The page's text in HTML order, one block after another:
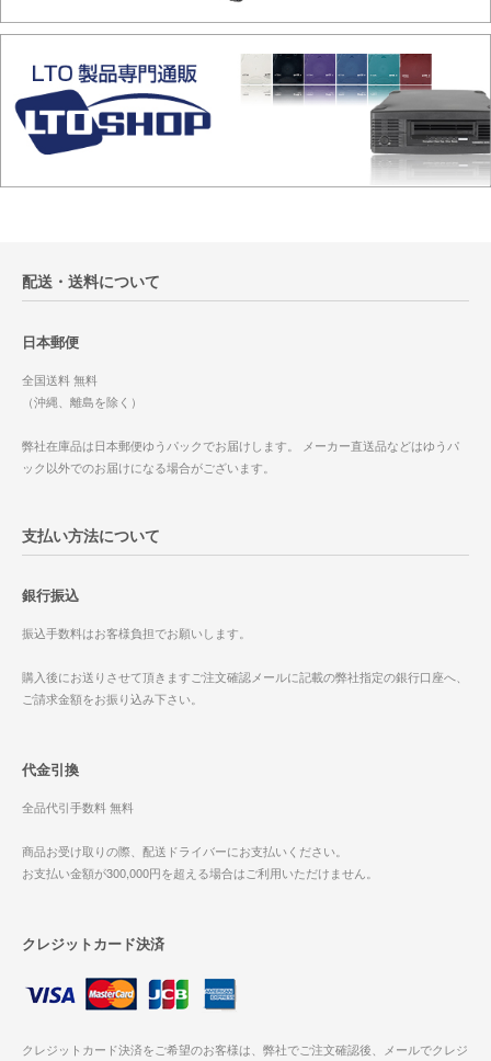
配送・送料について
日本郵便
全国送料 無料
（沖縄、離島を除く）
弊社在庫品は日本郵便ゆうパックでお届けします。 メーカー直送品などはゆうパ
ック以外でのお届けになる場合がございます。
支払い方法について
銀行振込
振込手数料はお客様負担でお願いします。
購入後にお送りさせて頂きますご注文確認メールに記載の弊社指定の銀行口座へ、
ご請求金額をお振り込み下さい。
代金引換
全品代引手数料 無料
商品お受け取りの際、配送ドライバーにお支払いください。
お支払い金額が300,000円を超える場合はご利用いただけません。
クレジットカード決済
クレジットカード決済をご希望のお客様は、弊社でご注文確認後、メールでクレジ